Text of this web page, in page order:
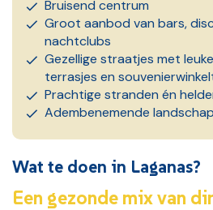
Bruisend centrum
Groot aanbod van bars,
nachtclubs
Gezellige straatjes met
terrasjes en
Prachtige stranden én
Adembenemende
Wat te doen in Laganas?
Een gezonde mix van